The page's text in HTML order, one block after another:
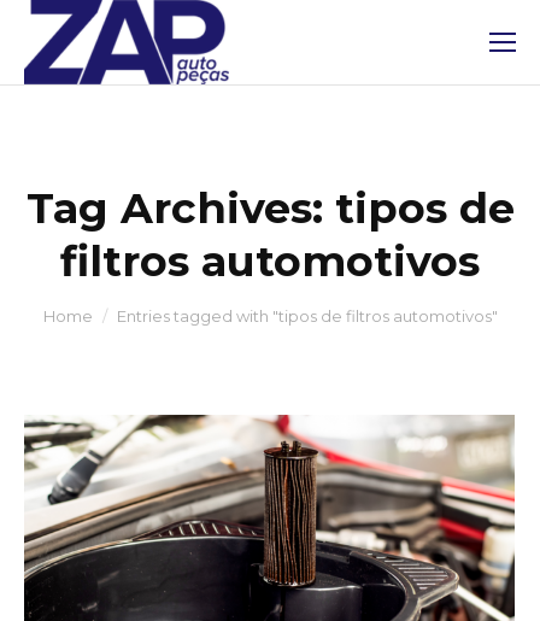
Tag Archives: tipos de
filtros automotivos
You are here:
Home Entries tagged with "tipos de filtros automotivos"